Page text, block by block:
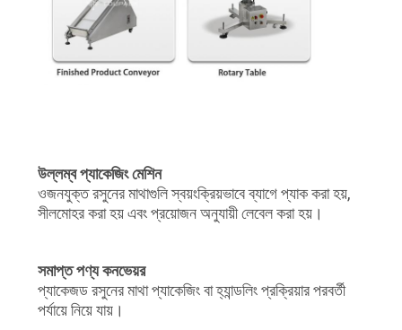
উল্লম্ব প্যাকেজিং মেশিন
ওজনযুক্ত রসুনের মাথাগুলি স্বয়ংক্রিয়ভাবে ব্যাগে প্যাক করা হয়,
সীলমোহর করা হয় এবং প্রয়োজন অনুযায়ী লেবেল করা হয়।
সমাপ্ত পণ্য কনভেয়র
প্যাকেজড রসুনের মাথা প্যাকেজিং বা হ্যান্ডলিং প্রক্রিয়ার পরবর্তী
পর্যায়ে নিয়ে যায়।